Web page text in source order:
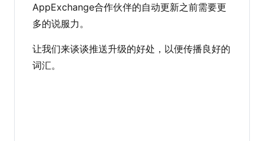
AppExchange合作伙伴的自动更新之前需要更
多的说服力。
让我们来谈谈推送升级的好处，以便传播良好的
词汇。